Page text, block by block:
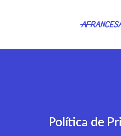
Política de